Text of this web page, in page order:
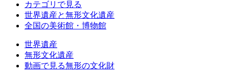
カテゴリで見る
世界遺産と無形文化遺産
全国の美術館・博物館
世界遺産
無形文化遺産
動画で見る無形の文化財